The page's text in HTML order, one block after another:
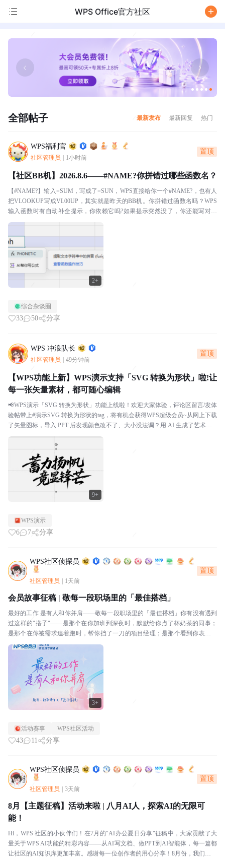
WPS Office官方社区
全部帖子 最新发布 最新回复 热门
WPS福利官
社区管理员 1小时前
置顶
2+
【社区BB机】2026.8.6——#NAME?你拼错过哪些函数名？
【#NAME?】输入=SUM，写成了=SUN，WPS直接给你一个#NAME?，也有人
把VLOOKUP写成VL00UP，其实就是昨天的BB机。你拼错过函数名吗？WPS
输入函数时有自动补全提示，你依赖它吗?如果提示突然没了，你还能写对几
个?本BB机分享：我十分...
综合杂谈圈
33 50 分享
WPS 冲浪队长
社区管理员 49分钟前
置顶
9+
【WPS功能上新】WPS演示支持「SVG 转换为形状」啦!让
每一张矢量素材，都可随心编辑
📢WPS演示「SVG 转换为形状」功能上线啦！欢迎大家体验，评论区留言/发体
验帖带上#演示SVG 转换为形状的tag，将有机会获得WPS超级会员~从网上下载
了矢量图标，导入 PPT 后发现颜色改不了、大小没法调？用 AI 生成了艺术字 S
VG，想微调某个笔...
WPS演示
6 7 分享
WPS社区侦探员
社区管理员 1天前
置顶
3+
会员故事征稿 | 敬每一段职场里的「最佳搭档」
最好的工作 是有人和你并肩——敬每一段职场里的「最佳搭档」你有没有遇到
过这样的"搭子"——是那个在你加班到深夜时，默默给你点了杯奶茶的同事；
是那个在你被需求追着跑时，帮你挡了一刀的项目经理；是那个看到你表格里
有个公式错了，顺手帮你改好的邻桌；还是那个每天和...
活动赛事 WPS社区活动
43 11 分享
WPS社区侦探员
社区管理员 3天前
置顶
8月【主题征稿】活动来啦 | 八月AI人，探索AI的无限可
能！
Hi，WPS 社区的小伙伴们！在7月的"AI办公夏日分享"征稿中，大家贡献了大
量关于WPS AI功能的精彩内容——从AI写文档、做PPT到AI智能体，每一篇都
让社区的AI知识库更加丰富。感谢每一位创作者的用心分享！8月份，我们把主